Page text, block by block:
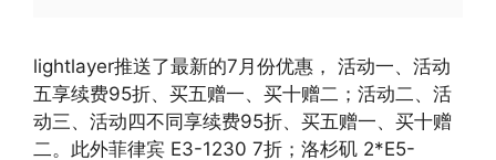
lightlayer推送了最新的7月份优惠， 活动一、活动
五享续费95折、买五赠一、买十赠二；活动二、活
动三、活动四不同享续费95折、买五赠一、买十赠
二。此外菲律宾 E3-1230 7折；洛杉矶 2*E5-